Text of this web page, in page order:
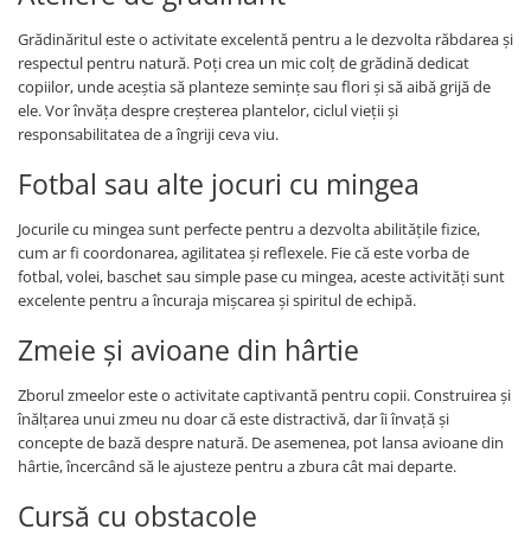
Grădinăritul este o activitate excelentă pentru a le dezvolta răbdarea și
respectul pentru natură. Poți crea un mic colț de grădină dedicat
copiilor, unde aceștia să planteze semințe sau flori și să aibă grijă de
ele. Vor învăța despre creșterea plantelor, ciclul vieții și
responsabilitatea de a îngriji ceva viu.
Fotbal sau alte jocuri cu mingea
Jocurile cu mingea sunt perfecte pentru a dezvolta abilitățile fizice,
cum ar fi coordonarea, agilitatea și reflexele. Fie că este vorba de
fotbal, volei, baschet sau simple pase cu mingea, aceste activități sunt
excelente pentru a încuraja mișcarea și spiritul de echipă.
Zmeie și avioane din hârtie
Zborul zmeelor este o activitate captivantă pentru copii. Construirea și
înălțarea unui zmeu nu doar că este distractivă, dar îi învață și
concepte de bază despre natură. De asemenea, pot lansa avioane din
hârtie, încercând să le ajusteze pentru a zbura cât mai departe.
Cursă cu obstacole